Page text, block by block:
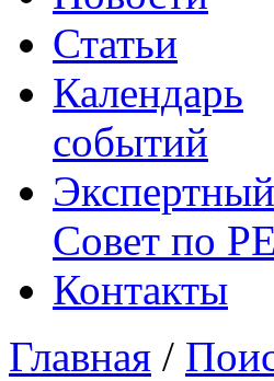
Статьи
Календарь
событий
Экспертный
Совет по РЕ
Контакты
Главная /